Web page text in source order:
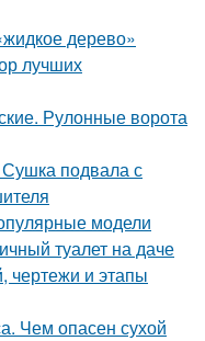
дерево»
лучших
Рулонные ворота
подвала с
модели
туалет на даче
чертежи и этапы
Чем опасен сухой